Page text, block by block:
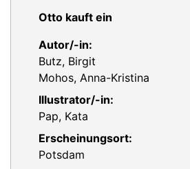
Otto kauft ein
Autor/-in:
Butz, Birgit
Mohos, Anna-Kristina
Illustrator/-in:
Pap, Kata
Erscheinungsort:
Potsdam